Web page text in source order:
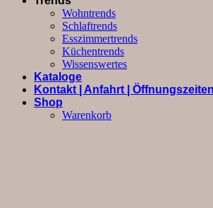
Wohntrends
Schlaftrends
Esszimmertrends
Küchentrends
Wissenswertes
Kataloge
Kontakt | Anfahrt | Öffnungszeiten
Shop
Warenkorb